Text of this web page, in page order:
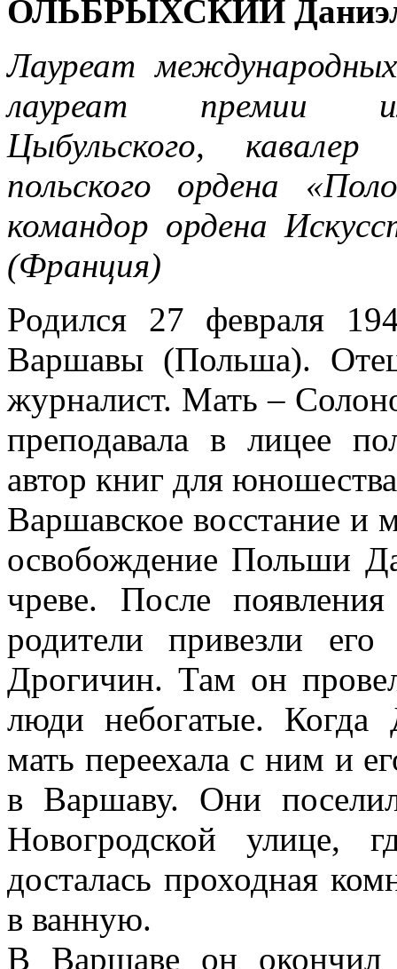
ОЛЬБРЫХСКИЙ
Лауреат
лауреат премии
Цыбульского,
польского ордена
командор ордена
(Франция)
Родился 27 февраля
Варшавы (Польша).
журналист. Мать –
преподавала в лицее
автор книг для
Варшавское восстание и
освобождение Польши
чреве. После
родители привезли
Дрогичин. Там он
люди небогатые. Когда
мать переехала с ним и
в Варшаву. Они
Новогродской
досталась проходная
в ванную.
В Варшаве он